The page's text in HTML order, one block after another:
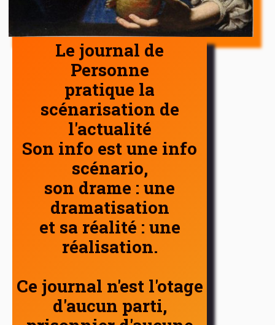
Le journal de
Personne
pratique la
scénarisation de
l'actualité
Son info est une info
scénario,
son drame : une
dramatisation
et sa réalité : une
réalisation.
Ce journal n'est l'otage
d'aucun parti,